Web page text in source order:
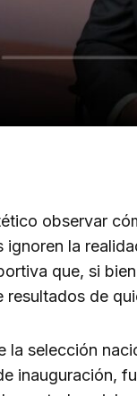
observar
ignoren la
que, si
resultados de
la selección
inauguración,